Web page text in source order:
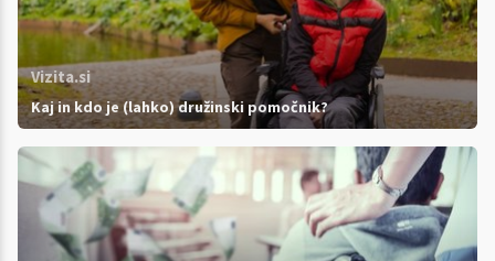
Vizita.si
Kaj in kdo je (lahko) družinski pomočnik?